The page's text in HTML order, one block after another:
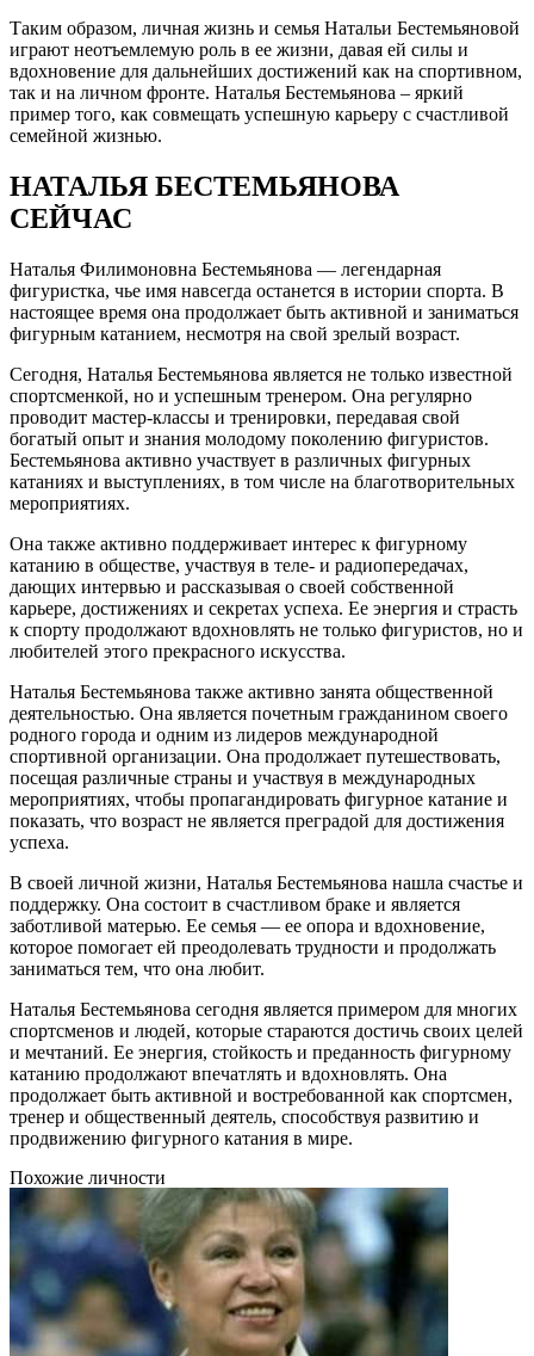
Таким образом, личная жизнь и семья Натальи Бестемьяновой
играют неотъемлемую роль в ее жизни, давая ей силы и
вдохновение для дальнейших достижений как на спортивном,
так и на личном фронте. Наталья Бестемьянова – яркий
пример того, как совмещать успешную карьеру с счастливой
семейной жизнью.
НАТАЛЬЯ БЕСТЕМЬЯНОВА
СЕЙЧАС
Наталья Филимоновна Бестемьянова — легендарная
фигуристка, чье имя навсегда останется в истории спорта. В
настоящее время она продолжает быть активной и заниматься
фигурным катанием, несмотря на свой зрелый возраст.
Сегодня, Наталья Бестемьянова является не только известной
спортсменкой, но и успешным тренером. Она регулярно
проводит мастер-классы и тренировки, передавая свой
богатый опыт и знания молодому поколению фигуристов.
Бестемьянова активно участвует в различных фигурных
катаниях и выступлениях, в том числе на благотворительных
мероприятиях.
Она также активно поддерживает интерес к фигурному
катанию в обществе, участвуя в теле- и радиопередачах,
дающих интервью и рассказывая о своей собственной
карьере, достижениях и секретах успеха. Ее энергия и страсть
к спорту продолжают вдохновлять не только фигуристов, но и
любителей этого прекрасного искусства.
Наталья Бестемьянова также активно занята общественной
деятельностью. Она является почетным гражданином своего
родного города и одним из лидеров международной
спортивной организации. Она продолжает путешествовать,
посещая различные страны и участвуя в международных
мероприятиях, чтобы пропагандировать фигурное катание и
показать, что возраст не является преградой для достижения
успеха.
В своей личной жизни, Наталья Бестемьянова нашла счастье и
поддержку. Она состоит в счастливом браке и является
заботливой матерью. Ее семья — ее опора и вдохновение,
которое помогает ей преодолевать трудности и продолжать
заниматься тем, что она любит.
Наталья Бестемьянова сегодня является примером для многих
спортсменов и людей, которые стараются достичь своих целей
и мечтаний. Ее энергия, стойкость и преданность фигурному
катанию продолжают впечатлять и вдохновлять. Она
продолжает быть активной и востребованной как спортсмен,
тренер и общественный деятель, способствуя развитию и
продвижению фигурного катания в мире.
Похожие личности